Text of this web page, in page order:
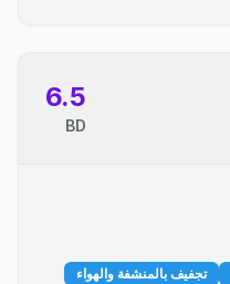
6.5
BD
تجفيف بالمنشفة والهواء